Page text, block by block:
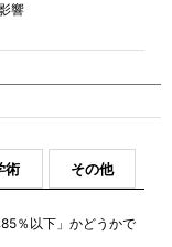
響
術 その他
％以下」かどうかで